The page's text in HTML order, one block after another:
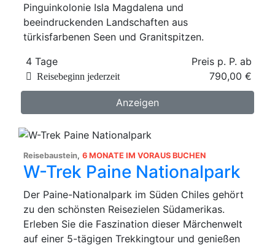
Pinguinkolonie Isla Magdalena und
beeindruckenden Landschaften aus
türkisfarbenen Seen und Granitspitzen.
4 Tage
Preis p. P. ab
790,00 €
Reisebeginn jederzeit
Anzeigen
Reisebaustein, 6 MONATE IM VORAUS BUCHEN
W-Trek Paine Nationalpark
Der Paine-Nationalpark im Süden Chiles gehört
zu den schönsten Reisezielen Südamerikas.
Erleben Sie die Faszination dieser Märchenwelt
auf einer 5-tägigen Trekkingtour und genießen